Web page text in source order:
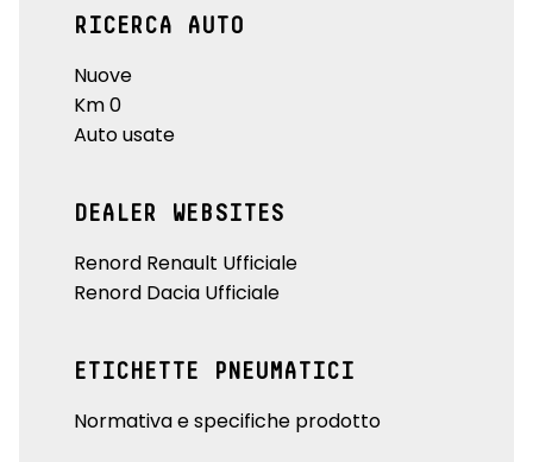
RICERCA AUTO
Nuove
Km 0
Auto usate
DEALER WEBSITES
Renord Renault Ufficiale
Renord Dacia Ufficiale
ETICHETTE PNEUMATICI
Normativa e specifiche prodotto